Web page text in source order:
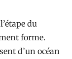
du
forme.
d’un océan